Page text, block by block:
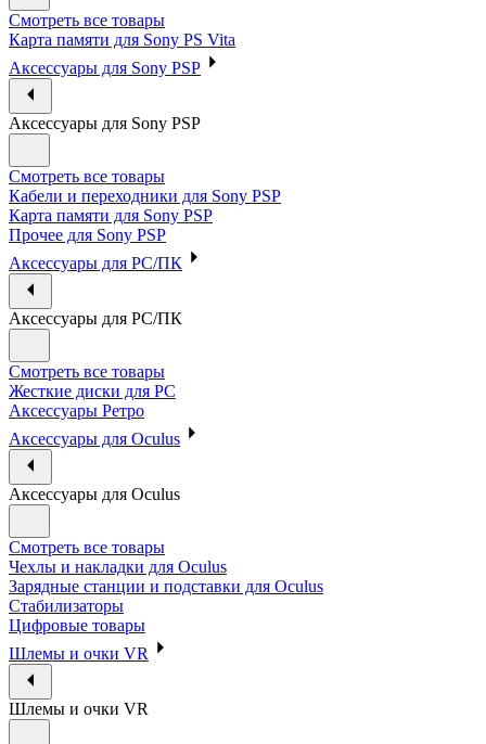
Смотреть все товары
Карта памяти для Sony PS Vita
Аксессуары для Sony PSP
Аксессуары для Sony PSP
Смотреть все товары
Кабели и переходники для Sony PSP
Карта памяти для Sony PSP
Прочее для Sony PSP
Аксессуары для PC/ПК
Аксессуары для PC/ПК
Смотреть все товары
Жесткие диски для PC
Аксессуары Ретро
Аксессуары для Oculus
Аксессуары для Oculus
Смотреть все товары
Чехлы и накладки для Oculus
Зарядные станции и подставки для Oculus
Стабилизаторы
Цифровые товары
Шлемы и очки VR
Шлемы и очки VR